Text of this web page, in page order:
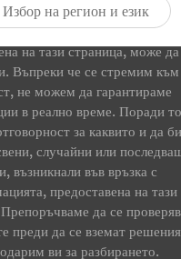
внимание, че
на тази страница, може
Въпреки че се стремим към
не можем да гарантираме
в реално време. Поради
за каквито и да
случайни или
възникнали във връзка с
предоставена на тази
да се
преди да се вземат
ви за разбирането.
Избор на регион и език